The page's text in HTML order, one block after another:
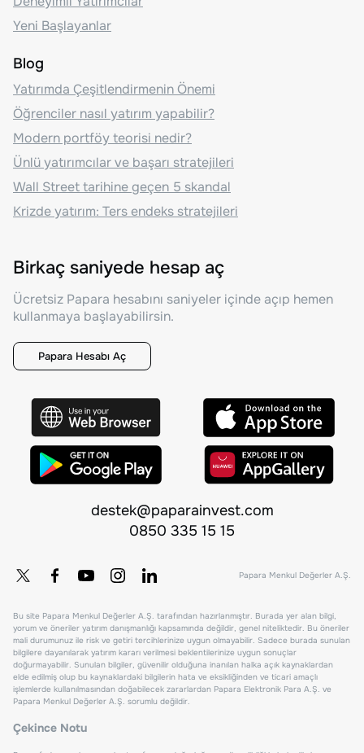
Yeni Başlayanlar
Blog
Yatırımda Çeşitlendirmenin Önemi
Öğrenciler nasıl yatırım yapabilir?
Modern portföy teorisi nedir?
Ünlü yatırımcılar ve başarı stratejileri
Wall Street tarihine geçen 5 skandal
Krizde yatırım: Ters endeks stratejileri
Birkaç saniyede hesap aç
Ücretsiz Papara hesabını saniyeler içinde açıp hemen
kullanmaya başlayabilirsin.
Papara Hesabı Aç
destek@paparainvest.com
0850 335 15 15
Papara Menkul Değerler A.Ş.
Bu site Papara Menkul Değerler A.Ş. tarafından hazırlanmıştır. Burada yer alan bilgi,
yorum ve öneriler yatırım danışmanlığı kapsamında değildir, genel niteliktedir. Bu öneriler
mali durumunuz ile risk ve getiri tercihlerinize uygun olmayabilir. Sadece burada sunulan
bilgilere dayanılarak yatırım kararı verilmesi beklentilerinize uygun sonuçlar
doğurmayabilir. Sunulan bilgiler, güvenilir olduğuna inanılan halka açık kaynaklardan
elde edilmiş olup bu kaynaklardaki bilgilerin hata ve eksikliğinden ve ticari amaçlı
işlemlerde kullanılmasından doğabilecek zararlardan Papara Elektronik Para A.Ş. ve
Papara Menkul Değerler A.Ş. sorumlu değildir.
Çekince Notu